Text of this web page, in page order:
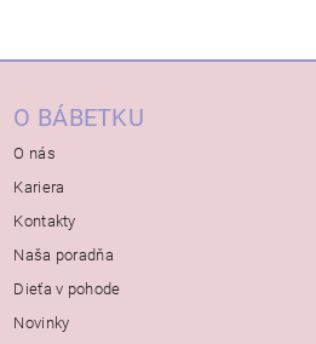
O BÁBETKU
O nás
Kariera
Kontakty
Naša poradňa
Dieťa v pohode
Novinky